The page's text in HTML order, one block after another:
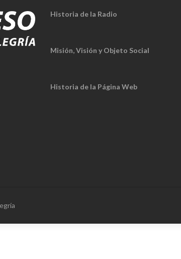
Historia de la Radio
Misión, Visión y Objeto Social
Historia de la Página Web